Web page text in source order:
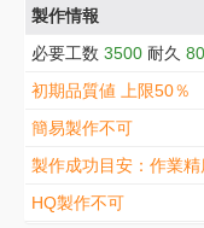
製作情報
必要工数 3500 耐久 80
初期品質値 上限50％
簡易製作不可
製作成功目安：作業
HQ製作不可